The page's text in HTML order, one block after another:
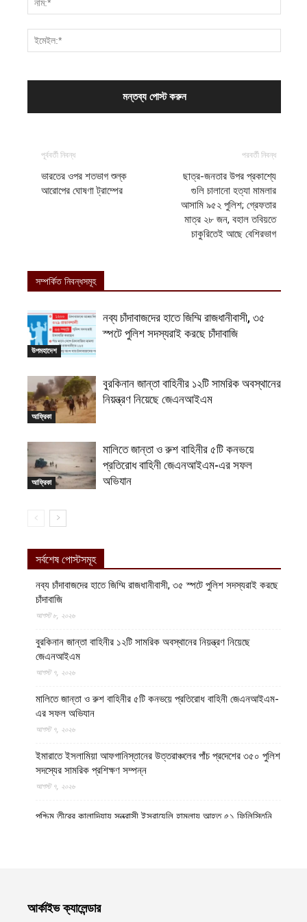
পূর্ববর্তী নিবন্ধ
ভারতের ওপর শতভাগ শুল্ক
আরোপের ঘোষণা ট্রাম্পের
পরবর্তী নিবন্ধ
ছাত্র-জনতার উপর প্রকাশ্যে
গুলি চালানো হত্যা মামলার
আসামি ৯৫২ পুলিশ; গ্রেফতার
মাত্র ২৮ জন, বহাল তবিয়তে
চাকুরিতেই আছে বেশিরভাগ
সম্পর্কিত নিবন্ধসমূহ
উপমহাদেশ
নব্য চাঁদাবাজদের হাতে জিম্মি রাজধানীবাসী, ৩৫
স্পটে পুলিশ সদস্যরাই করছে চাঁদাবাজি
আফ্রিকা
বুরকিনান জান্তা বাহিনীর ১২টি সামরিক অবস্থানের
নিয়ন্ত্রণ নিয়েছে জেএনআইএম
আফ্রিকা
মালিতে জান্তা ও রুশ বাহিনীর ৫টি কনভয়ে
প্রতিরোধ বাহিনী জেএনআইএম-এর সফল
অভিযান
সর্বশেষ পোস্টসমূহ
নব্য চাঁদাবাজদের হাতে জিম্মি রাজধানীবাসী, ৩৫ স্পটে পুলিশ সদস্যরাই করছে
চাঁদাবাজি
আগস্ট ৮, ২০২৬
বুরকিনান জান্তা বাহিনীর ১২টি সামরিক অবস্থানের নিয়ন্ত্রণ নিয়েছে
জেএনআইএম
আগস্ট ৭, ২০২৬
মালিতে জান্তা ও রুশ বাহিনীর ৫টি কনভয়ে প্রতিরোধ বাহিনী জেএনআইএম-
এর সফল অভিযান
আগস্ট ৭, ২০২৬
ইমারাতে ইসলামিয়া আফগানিস্তানের উত্তরাঞ্চলের পাঁচ প্রদেশের ৩৫০ পুলিশ
সদস্যের সামরিক প্রশিক্ষণ সম্পন্ন
আগস্ট ৭, ২০২৬
পশ্চিম তীরের কালান্দিয়ায় সন্ত্রাসী ইসরায়েলি হামলায় আহত ৫১ ফিলিস্তিনি
বগুড়ায় ছিনতাই দেখে ফেলায় শিশুকে হত্যা, ধানক্ষেতে মিললো মাটিচাপা লাশ
আর্কাইভ ক্যালেন্ডার